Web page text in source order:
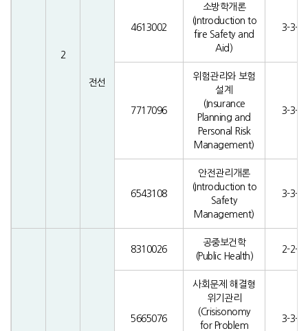
2
전선
4613002
소방학개론
(Introduction to
fire Safety and
Aid)
3-3-0
7717096
위험관리와 보험
설계
(Insurance
Planning and
Personal Risk
Management)
3-3-0
6543108
안전관리개론
(Introduction to
Safety
Management)
3-3-0
8310026
공중보건학
(Public Health)
2-2-0
5665076
사회문제 해결형
위기관리
(Crisisonomy
for Problem
3-3-0